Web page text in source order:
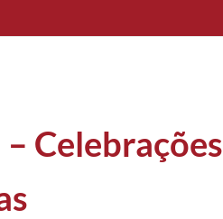
Celebrações